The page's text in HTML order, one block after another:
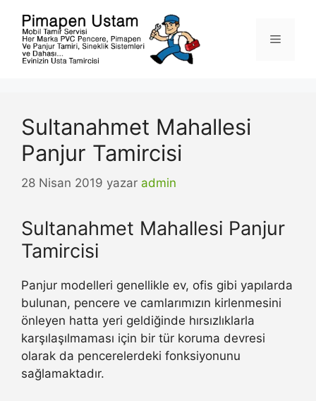
Menü
Sultanahmet Mahallesi
Panjur Tamircisi
28 Nisan 2019 yazar admin
Sultanahmet Mahallesi Panjur
Tamircisi
Panjur modelleri genellikle ev, ofis gibi yapılarda
bulunan, pencere ve camlarımızın kirlenmesini
önleyen hatta yeri geldiğinde hırsızlıklarla
karşılaşılmaması için bir tür koruma devresi
olarak da pencerelerdeki fonksiyonunu
sağlamaktadır.